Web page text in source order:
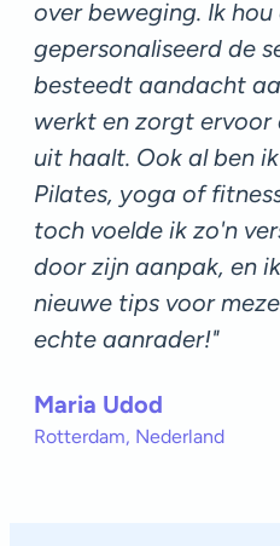
over beweging. Ik hou
gepersonaliseerd de
besteedt aandacht
werkt en zorgt
uit haalt. Ook al ben
Pilates, yoga of
toch voelde ik zo'n
door zijn aanpak, en
nieuwe tips voor
echte aanrader!"
Maria Udod
Rotterdam, Nederland